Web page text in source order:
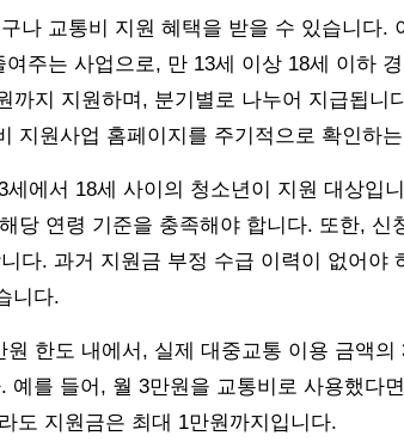
나 교통비 지원 혜택을 받을 수 있습니다.
주는 사업으로, 만 13세 이상 18세 이하
까지 지원하며, 분기별로 나누어 지급됩니
지원사업 홈페이지를 주기적으로 확인하
에서 18세 사이의 청소년이 지원 대상입
당 연령 기준을 충족해야 합니다. 또한, 신
다. 과거 지원금 부정 수급 이력이 없어야
니다.
원 한도 내에서, 실제 대중교통 이용 금액
예를 들어, 월 3만원을 교통비로 사용했다
도 지원금은 최대 1만원까지입니다.